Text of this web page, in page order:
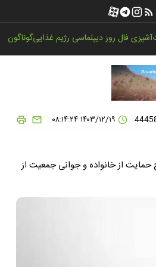
آشپزیفال روزدیپلماسی رژیم غذاییگوناگون
از خانواده و جوانی جمعیت از